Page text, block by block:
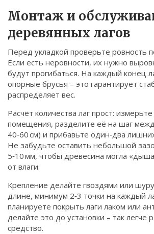
Монтаж и
деревянных лагов
Перед укладкой проверьте ровность
Если есть неровности, их нужно
будут прогибаться. На каждый конец
опорные брусья – это гарантирует
распределяет вес.
Расчёт количества лаг прост:
помещения, разделите её на шаг
40‑60 см) и прибавьте один‑два
Не забудьте оставить небольшой
5‑10 мм, чтобы древесина могла
от влаги.
Крепление делайте гвоздями или
длине, минимум 2‑3 точки на каждый
планируете покрыть лаги лаком или
делайте это до установки – так легче
средство.